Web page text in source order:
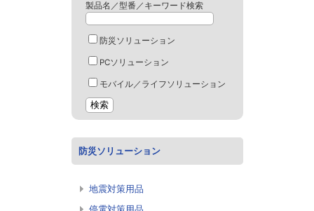
製品名／型番／キーワード検索
防災ソリューション
PCソリューション
モバイル／ライフソリューション
防災ソリューション
地震対策用品